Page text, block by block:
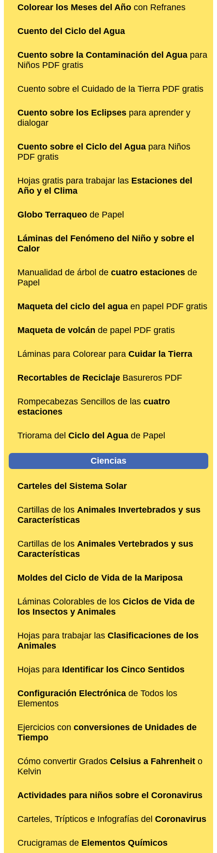
Colorear los Meses del Año con Refranes
Cuento del Ciclo del Agua
Cuento sobre la Contaminación del Agua para
Niños PDF gratis
Cuento sobre el Cuidado de la Tierra PDF gratis
Cuento sobre los Eclipses para aprender y
dialogar
Cuento sobre el Ciclo del Agua para Niños
PDF gratis
Hojas gratis para trabajar las Estaciones del
Año y el Clima
Globo Terraqueo de Papel
Láminas del Fenómeno del Niño y sobre el
Calor
Manualidad de árbol de cuatro estaciones de
Papel
Maqueta del ciclo del agua en papel PDF gratis
Maqueta de volcán de papel PDF gratis
Láminas para Colorear para Cuidar la Tierra
Recortables de Reciclaje Basureros PDF
Rompecabezas Sencillos de las cuatro
estaciones
Triorama del Ciclo del Agua de Papel
Ciencias
Carteles del Sistema Solar
Cartillas de los Animales Invertebrados y sus
Características
Cartillas de los Animales Vertebrados y sus
Características
Moldes del Ciclo de Vida de la Mariposa
Láminas Colorables de los Ciclos de Vida de
los Insectos y Animales
Hojas para trabajar las Clasificaciones de los
Animales
Hojas para Identificar los Cinco Sentidos
Configuración Electrónica de Todos los
Elementos
Ejercicios con conversiones de Unidades de
Tiempo
Cómo convertir Grados Celsius a Fahrenheit o
Kelvin
Actividades para niños sobre el Coronavirus
Carteles, Trípticos e Infografías del Coronavirus
Crucigramas de Elementos Químicos